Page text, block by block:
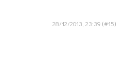
28/12/2013, 23:39